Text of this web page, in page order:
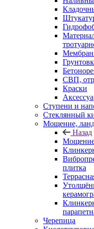
СВП,
Краски
Ступени и
Cтеклянный
Мощение,
Назад
плитка
Черепица